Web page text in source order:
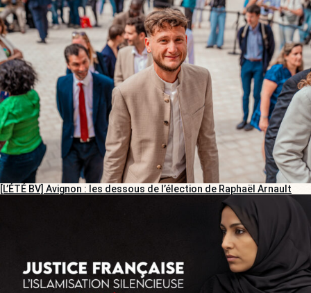
[L’ÉTÉ BV] Avignon : les dessous de l’élection de Raphaël Arnault